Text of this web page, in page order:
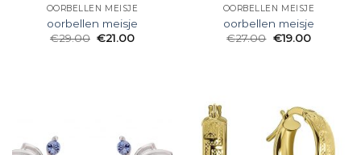
OORBELLEN MEISJE
oorbellen meisje
€29.00 €21.00
OORBELLEN MEISJE
oorbellen meisje
€27.00 €19.00